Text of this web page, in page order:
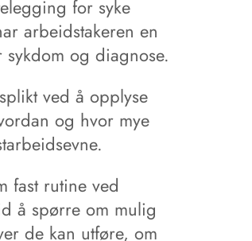
for syke
arbeidstakeren en
og diagnose.
ved å opplyse
og hvor mye
fast rutine ved
å spørre om mulig
de kan utføre, om